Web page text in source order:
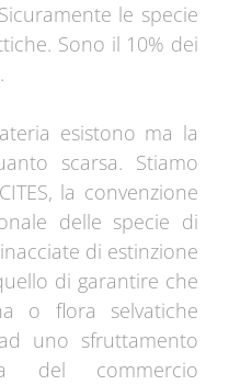
le specie
Sono il 10% dei
esistono ma la
scarsa. Stiamo
la convenzione
delle specie di
di estinzione
di garantire che
o flora selvatiche
uno sfruttamento
del commercio